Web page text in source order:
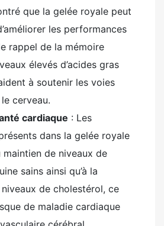
que la gelée royale peut
les performances
rappel de la mémoire
élevés d’acides gras
à soutenir les voies
cerveau.
cardiaque : Les
dans la gelée royale
de niveaux de
sains ainsi qu’à la
de cholestérol, ce
de maladie cardiaque